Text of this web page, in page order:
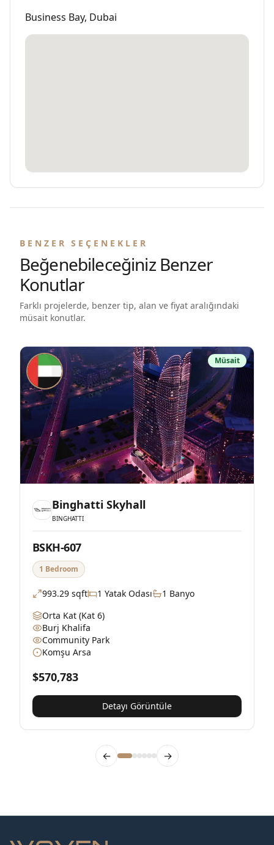
Business Bay, Dubai
BENZER SEÇENEKLER
Beğenebileceğiniz Benzer
Konutlar
Farklı projelerde, benzer tip, alan ve fiyat aralığındaki
müsait konutlar.
Müsait
Binghatti Skyhall
BINGHATTI
BSKH-607
1 Bedroom
993.29 sqft 1 Yatak Odası 1 Banyo
Orta Kat (Kat 6)
Burj Khalifa
Community Park
Komşu Arsa
$570,783
Detayı Görüntüle
← →